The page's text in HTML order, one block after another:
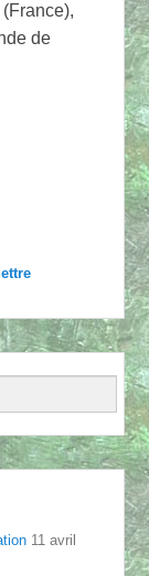
de
lettre
11 avril